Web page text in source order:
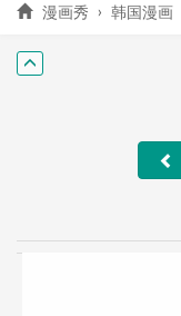
漫画秀 韩国漫画